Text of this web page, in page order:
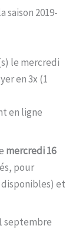
saison 2019-
le mercredi
en 3x (1
en ligne
mercredi 16
pour
et
septembre